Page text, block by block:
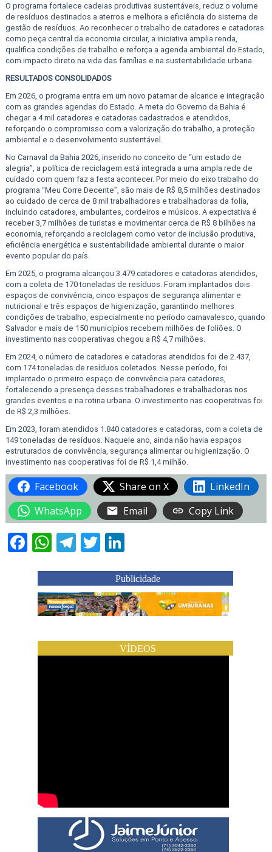
O programa fortalece cadeias produtivas sustentáveis, reduz o volume
de resíduos destinados a aterros e melhora a eficiência do sistema de
gestão de resíduos. Ao reconhecer o trabalho de catadores e catadoras
como peça central da economia circular, a iniciativa amplia renda,
qualifica condições de trabalho e reforça a agenda ambiental do Estado,
com impacto direto na vida das famílias e na sustentabilidade urbana.
RESULTADOS CONSOLIDADOS
Em 2026, o programa entra em um novo patamar de alcance e integração
com as grandes agendas do Estado. A meta do Governo da Bahia é
chegar a 4 mil catadores e catadoras cadastrados e atendidos,
reforçando o compromisso com a valorização do trabalho, a proteção
ambiental e o desenvolvimento sustentável.
No Carnaval da Bahia 2026, inserido no conceito de “um estado de
alegria”, a política de reciclagem está integrada a uma ampla rede de
cuidado com quem faz a festa acontecer. Por meio do eixo trabalho do
programa “Meu Corre Decente”, são mais de R$ 8,5 milhões destinados
ao cuidado de cerca de 8 mil trabalhadores e trabalhadoras da folia,
incluindo catadores, ambulantes, cordeiros e músicos. A expectativa é
receber 3,7 milhões de turistas e movimentar cerca de R$ 8 bilhões na
economia, reforçando a reciclagem como vetor de inclusão produtiva,
eficiência energética e sustentabilidade ambiental durante o maior
evento popular do país.
Em 2025, o programa alcançou 3.479 catadores e catadoras atendidos,
com a coleta de 170 toneladas de resíduos. Foram implantados dois
espaços de convivência, cinco espaços de segurança alimentar e
nutricional e três espaços de higienização, garantindo melhores
condições de trabalho, especialmente no período carnavalesco, quando
Salvador e mais de 150 municípios recebem milhões de foliões. O
investimento nas cooperativas chegou a R$ 4,7 milhões.
Em 2024, o número de catadores e catadoras atendidos foi de 2.437,
com 174 toneladas de resíduos coletados. Nesse período, foi
implantado o primeiro espaço de convivência para catadores,
fortalecendo a presença desses trabalhadores e trabalhadoras nos
grandes eventos e na rotina urbana. O investimento nas cooperativas foi
de R$ 2,3 milhões.
Em 2023, foram atendidos 1.840 catadores e catadoras, com a coleta de
149 toneladas de resíduos. Naquele ano, ainda não havia espaços
estruturados de convivência, segurança alimentar ou higienização. O
investimento nas cooperativas foi de R$ 1,4 milhão.
Facebook Share on X
LinkedIn
WhatsApp
Email Copy Link
Facebook
WhatsApp
Telegram
Twitter
LinkedIn
Publicidade
VÍDEOS